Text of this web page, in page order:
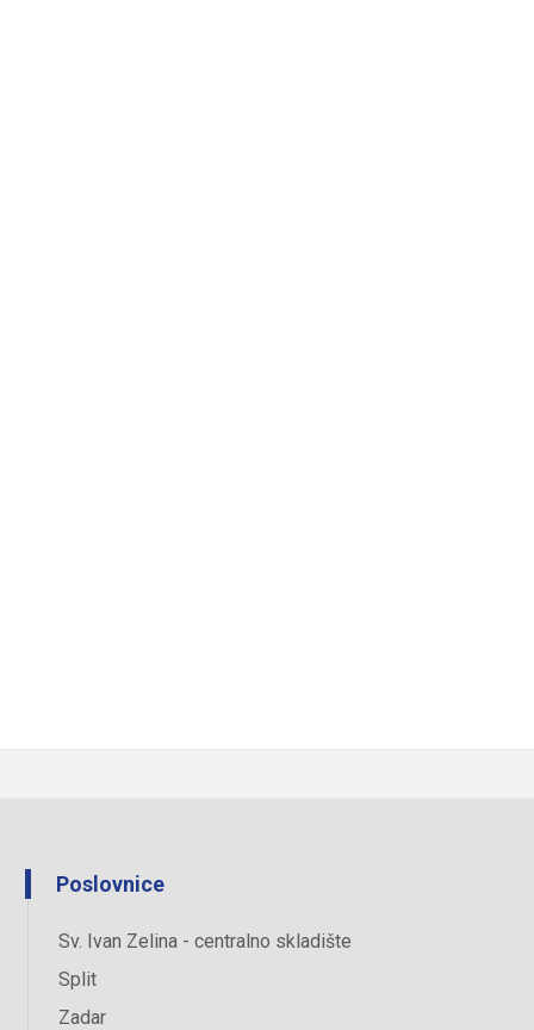
Poslovnice
Sv. Ivan Zelina - centralno skladište
Split
Zadar